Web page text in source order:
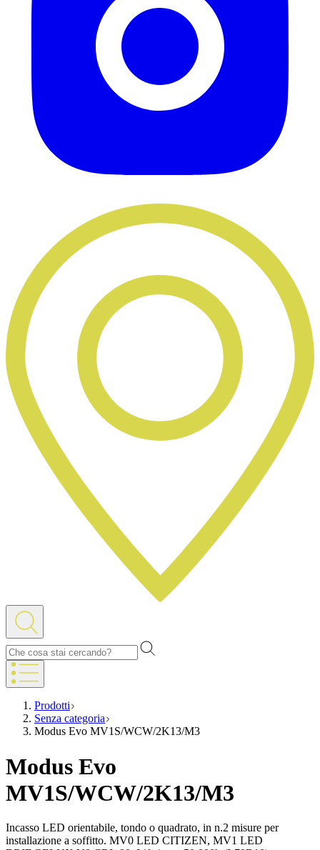
Prodotti
Senza categoria
Modus Evo MV1S/WCW/2K13/M3
Modus Evo
MV1S/WCW/2K13/M3
Incasso LED orientabile, tondo o quadrato, in n.2 misure per
installazione a soffitto. MV0 LED CITIZEN, MV1 LED